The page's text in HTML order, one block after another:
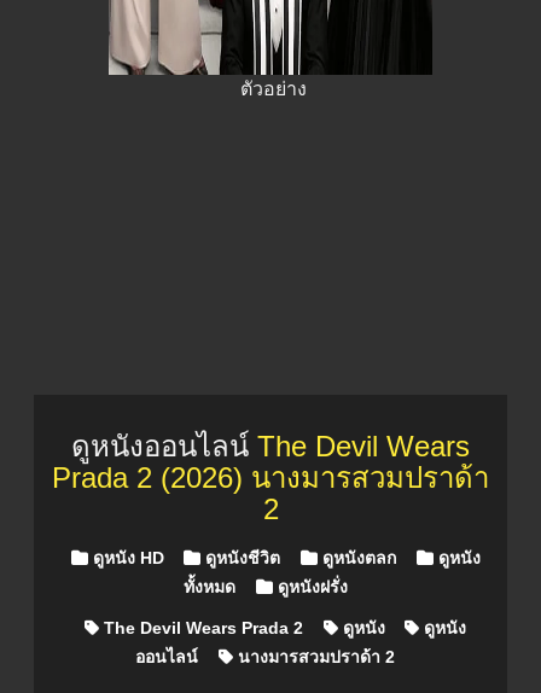
ตัวอย่าง
ดูหนังออนไลน์ The Devil Wears
Prada 2 (2026) นางมารสวมปราด้า
2
Posted in
ดูหนัง HD ดูหนังชีวิต ดูหนังตลก
ดูหนัง
ทั้งหมด
ดูหนังฝรั่ง
The Devil Wears Prada 2 ดูหนัง
ดูหนัง
ออนไลน์
นางมารสวมปราด้า 2